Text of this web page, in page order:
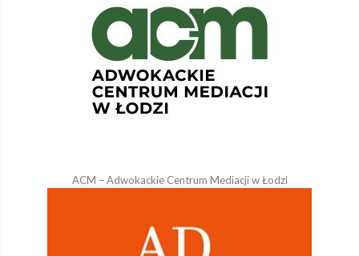
ACM – Adwokackie Centrum Mediacji w Łodzi